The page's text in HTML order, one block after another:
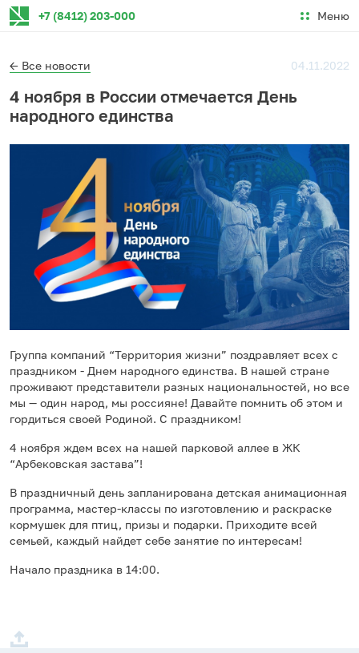
+7 (8412) 203-000 Меню
← Все новости 04.11.2022
4 ноября в России отмечается День
народного единства
Группа компаний “Территория жизни” поздравляет всех с
праздником - Днем народного единства. В нашей стране
проживают представители разных национальностей, но все
мы — один народ, мы россияне! Давайте помнить об этом и
гордиться своей Родиной. С праздником!
4 ноября ждем всех на нашей парковой аллее в ЖК
“Арбековская застава”!
В праздничный день запланирована детская анимационная
программа, мастер-классы по изготовлению и раскраске
кормушек для птиц, призы и подарки. Приходите всей
семьей, каждый найдет себе занятие по интересам!
Начало праздника в 14:00.